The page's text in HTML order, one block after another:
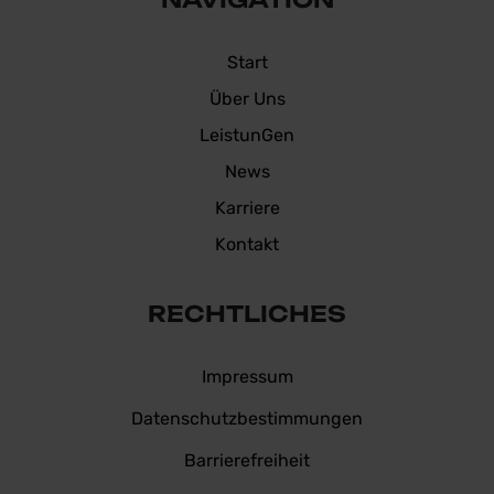
Start
Über Uns
LeistunGen
News
Karriere
Kontakt
facebook-linkedin-
RECHTLICHES
Impressum
Datenschutzbestimmungen
Barrierefreiheit